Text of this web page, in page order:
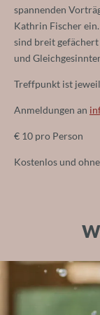
Restaurant &
spannenden
Kathrin Fischer
sind breit
und
Treffpunkt ist
Anmeldungen an
€ 10 pro Person
Kostenlos und